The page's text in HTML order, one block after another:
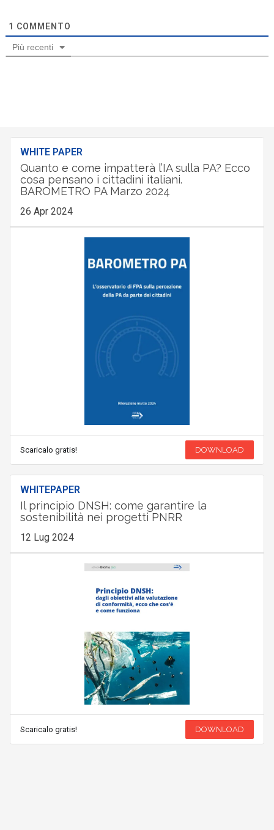
1 COMMENTO
Più recenti
WHITE PAPER
Quanto e come impatterà l’IA sulla PA? Ecco
cosa pensano i cittadini italiani.
BAROMETRO PA Marzo 2024
26 Apr 2024
Scaricalo gratis! DOWNLOAD
WHITEPAPER
Il principio DNSH: come garantire la
sostenibilità nei progetti PNRR
12 Lug 2024
Scaricalo gratis! DOWNLOAD